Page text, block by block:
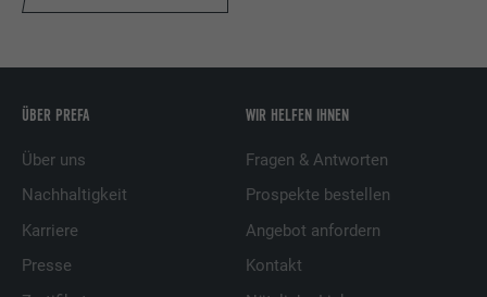
ÜBER PREFA
Über uns
Nachhaltigkeit
Karriere
Presse
WIR HELFEN IHNEN
Fragen & Antworten
Prospekte bestellen
Angebot anfordern
Kontakt